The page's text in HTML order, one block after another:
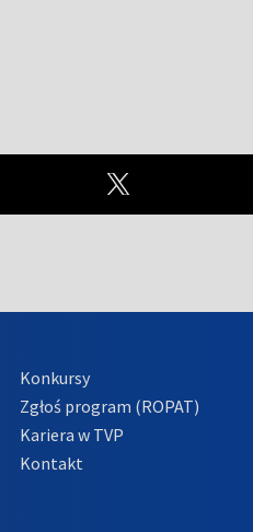
Konkursy
Zgłoś program (ROPAT)
Kariera w TVP
Kontakt